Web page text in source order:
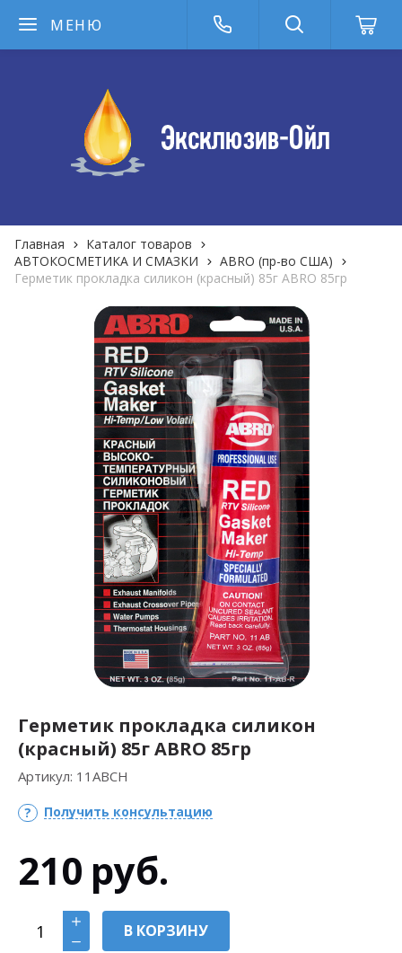
МЕНЮ
Главная
Каталог товаров
АВТОКОСМЕТИКА И СМАЗКИ
ABRO (пр-во США)
Герметик прокладка силикон (красный) 85г ABRO 85гр
Герметик прокладка силикон
(красный) 85г ABRO 85гр
Артикул: 11ABCH
Получить консультацию
210 руб.
В КОРЗИНУ